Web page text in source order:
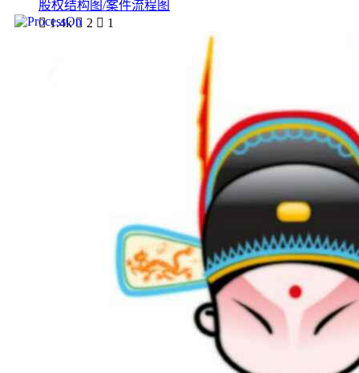
股权结构图/案件流程图
 1.4k  2  1